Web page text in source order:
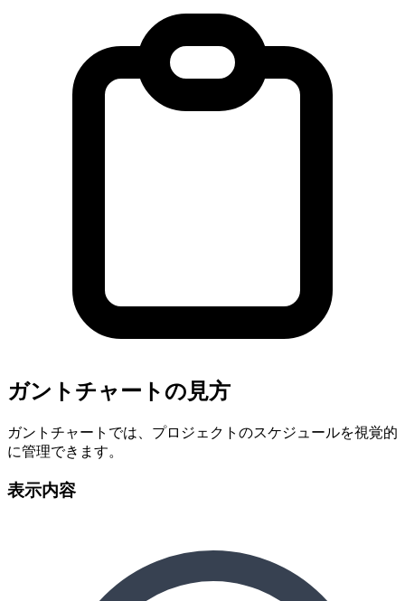
ガントチャートの見方
ガントチャートでは、プロジェクトのスケジュールを視覚的
に管理できます。
表示内容